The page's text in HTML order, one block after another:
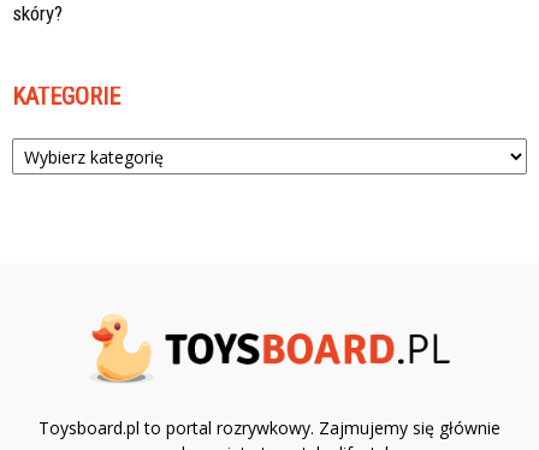
skóry?
KATEGORIE
Kategorie
Toysboard.pl to portal rozrywkowy. Zajmujemy się głównie